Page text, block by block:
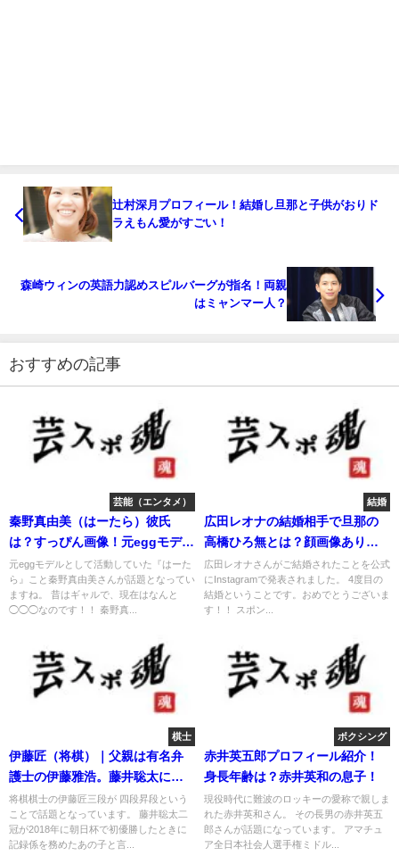
辻村深月プロフィール！結婚し旦那と子供がおりド
ラえもん愛がすごい！
森崎ウィンの英語力認めスピルバーグが指名！両親
はミャンマー人？
おすすめの記事
芸能（エンタメ）
秦野真由美（はーたら）彼氏
は？すっぴん画像！元eggモデル
が社長に
元eggモデルとして活動していた『はーた
ら』こと秦野真由美さんが話題となってい
ますね。 昔はギャルで、現在はなんと
◯◯◯なのです！！ 秦野真...
結婚
広田レオナの結婚相手で旦那の
高橋ひろ無とは？顔画像あり！
経歴は？
広田レオナさんがご結婚されたことを公式
にInstagramで発表されました。 4度目の
結婚ということです。おめでとうございま
す！！ スポン...
棋士
伊藤匠（将棋）｜父親は有名弁
護士の伊藤雅浩。藤井聡太にも
勝利
将棋棋士の伊藤匠三段が 四段昇段という
ことで話題となっています。 藤井聡太二
冠が2018年に朝日杯で初優勝したときに
記録係を務めたあの子と言...
ボクシング
赤井英五郎プロフィール紹介！
身長年齢は？赤井英和の息子！
現役時代に難波のロッキーの愛称で親しま
れた赤井英和さん。 その長男の赤井英五
郎さんが話題になっています。 アマチュ
ア全日本社会人選手権ミドル...